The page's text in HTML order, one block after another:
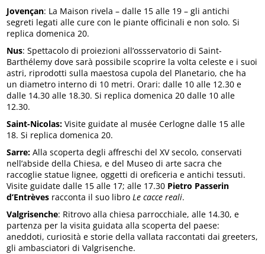
Jovençan: La Maison rivela – dalle 15 alle 19 – gli antichi
segreti legati alle cure con le piante officinali e non solo. Si
replica domenica 20.
Nus: Spettacolo di proiezioni all’ossservatorio di Saint-
Barthélemy dove sarà possibile scoprire la volta celeste e i suoi
astri, riprodotti sulla maestosa cupola del Planetario, che ha
un diametro interno di 10 metri. Orari: dalle 10 alle 12.30 e
dalle 14.30 alle 18.30. Si replica domenica 20 dalle 10 alle
12.30.
Saint-Nicolas: Visite guidate al musée Cerlogne dalle 15 alle
18. Si replica domenica 20.
Sarre: Alla scoperta degli affreschi del XV secolo, conservati
nell’abside della Chiesa, e del Museo di arte sacra che
raccoglie statue lignee, oggetti di oreficeria e antichi tessuti.
Visite guidate dalle 15 alle 17; alle 17.30 Pietro Passerin
d’Entrèves racconta il suo libro Le cacce reali.
Valgrisenche: Ritrovo alla chiesa parrocchiale, alle 14.30, e
partenza per la visita guidata alla scoperta del paese:
aneddoti, curiosità e storie della vallata raccontati dai greeters,
gli ambasciatori di Valgrisenche.